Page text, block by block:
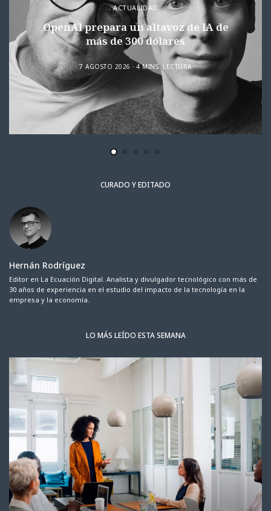
ACTUALIDAD
OpenAI prepara un altavoz de IA de
más de 300 dólares
7 AGOSTO 2026 4 MINS. LECTURA
CURADO Y EDITADO
Hernán Rodríguez
Editor en La Ecuación Digital. Analista y divulgador tecnológico con más de
30 años de experiencia en el estudio del impacto de la tecnología en la
empresa y la economía.
LO MÁS LEÍDO ESTA SEMANA